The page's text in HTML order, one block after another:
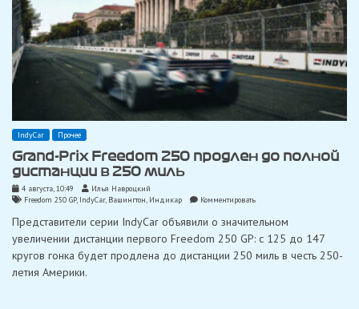
IndyCar Прочее
Grand-Prix Freedom 250 продлен до полной
дистанции в 250 миль
4 августа, 10:49
Илья Навроцкий
Freedom 250 GP, IndyCar, Вашингтон, Индикар Комментироватьon
Prix
Freedom
250
продлен
Представители серии IndyCar объявили о значительном
увеличении дистанции первого Freedom 250 GP: с 125 до 147
кругов гонка будет продлена до дистанции 250 миль в честь 250-
летия Америки.